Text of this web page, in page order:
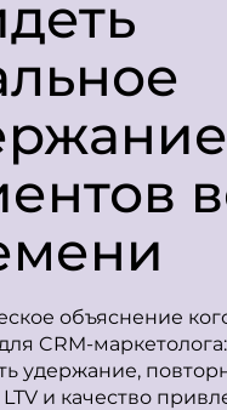
объяснение
CRM-
удержание,
и качество